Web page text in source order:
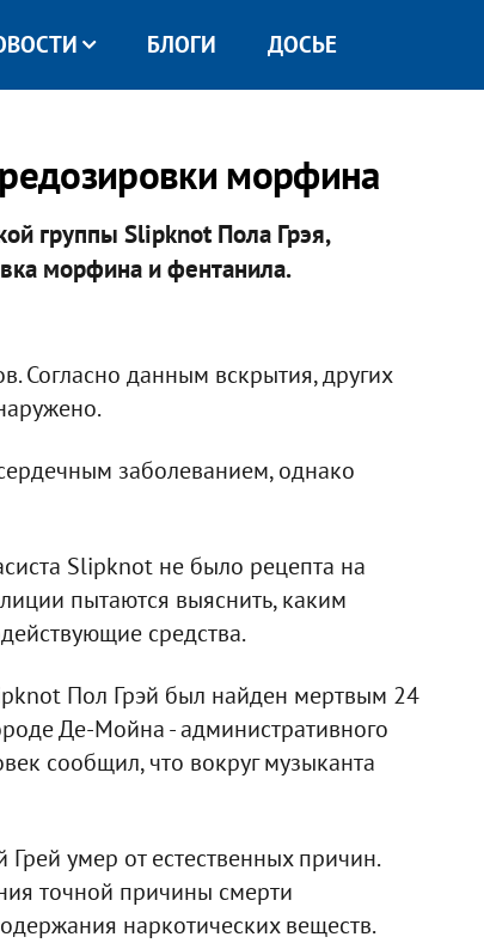
БЛОГИ ДОСЬЕ
морфина
группы Slipknot Пола Грэя,
морфина и фентанила.
Согласно данным вскрытия, других
заболеванием, однако
Slipknot не было рецепта на
пытаются выяснить, каким
средства.
Пол Грэй был найден мертвым 24
Де-Мойна - административного
сообщил, что вокруг музыканта
умер от естественных причин.
точной причины смерти
наркотических веществ.